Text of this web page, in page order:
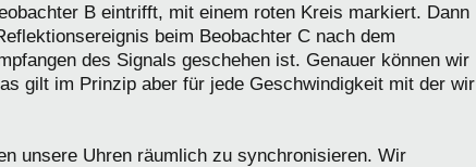
B eintrifft, mit einem roten Kreis markiert. Dann
beim Beobachter C nach dem
des Signals geschehen ist. Genauer können wir
gilt im Prinzip aber für jede Geschwindigkeit mit der wir
unsere Uhren räumlich zu synchronisieren. Wir